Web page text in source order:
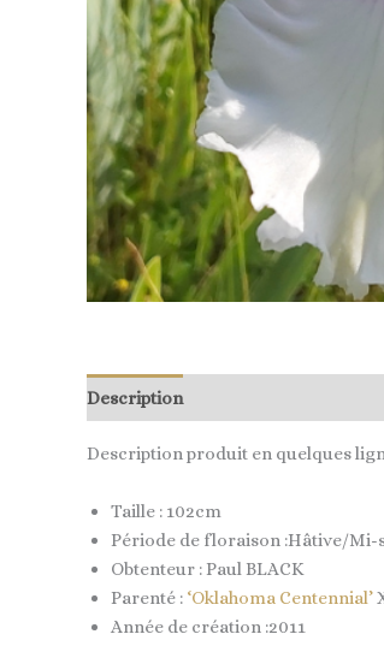
Description
Description produit en quelques
Taille : 102cm
Période de floraison :Hâtive/Mi-
Obtenteur : Paul BLACK
Parenté : ‘Oklahoma Centennial’
Année de création :2011